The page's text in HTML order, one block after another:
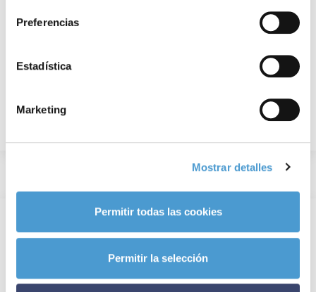
Preferencias
Estadística
Marketing
Mostrar detalles
Permitir todas las cookies
Permitir la selección
DE INTERÉS